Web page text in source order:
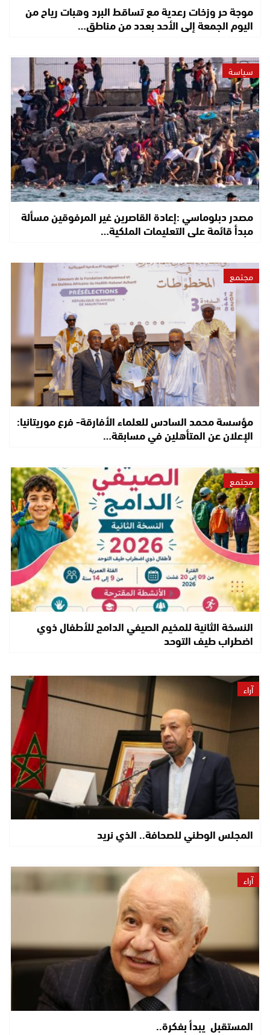
موجة حر وزخات رعدية مع تساقط البرد وهبات رياح من
اليوم الجمعة إلى الأحد بعدد من مناطق…
سياسة
مصدر دبلوماسي :إعادة القاصرين غير المرفوقين مسألة
مبدأ قائمة على التعليمات الملكية…
مجتمع
مؤسسة محمد السادس للعلماء الأفارقة- فرع موريتانيا:
الإعلان عن المتأهلين في مسابقة…
مجتمع
النسخة الثانية للمخيم الصيفي الدامج للأطفال ذوي
اضطراب طيف التوحد
آراء
المجلس الوطني للصحافة.. الذي نريد
آراء
المستقبل يبدأ بفكرة..